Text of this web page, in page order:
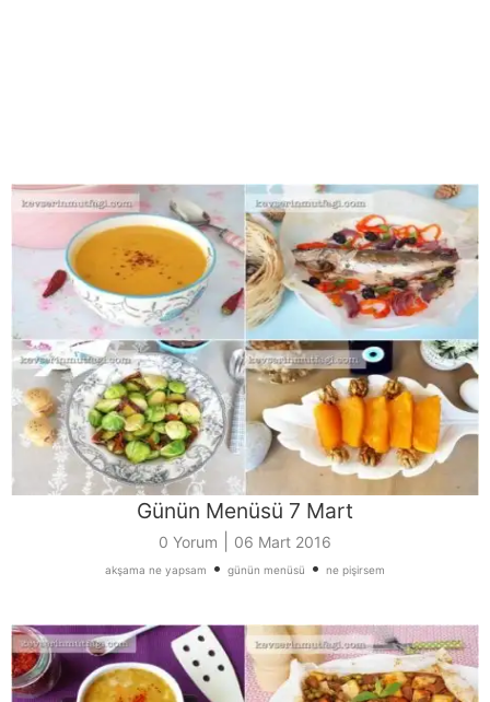
Günün Menüsü 7 Mart
0 Yorum 06 Mart 2016
akşama ne yapsam • günün menüsü • ne pişirsem